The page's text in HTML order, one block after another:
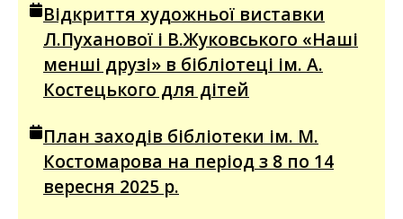
Відкриття художньої виставки
Л.Пуханової і В.Жуковського «Наші
менші друзі» в бібліотеці ім. А.
Костецького для дітей
План заходів бібліотеки ім. М.
Костомарова на період з 8 по 14
вересня 2025 р.